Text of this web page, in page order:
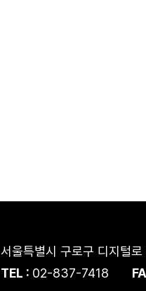
서울특별시 구로구 디지털
TEL : 02-837-7418